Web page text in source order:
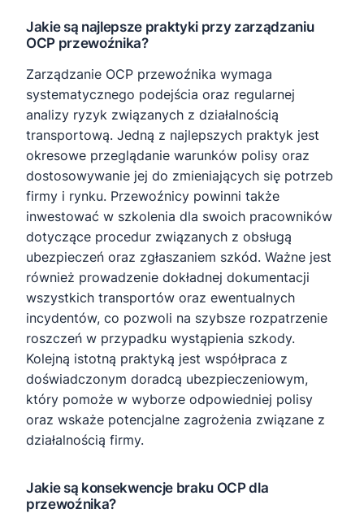
Jakie są najlepsze praktyki przy zarządzaniu
OCP przewoźnika?
Zarządzanie OCP przewoźnika wymaga
systematycznego podejścia oraz regularnej
analizy ryzyk związanych z działalnością
transportową. Jedną z najlepszych praktyk jest
okresowe przeglądanie warunków polisy oraz
dostosowywanie jej do zmieniających się potrzeb
firmy i rynku. Przewoźnicy powinni także
inwestować w szkolenia dla swoich pracowników
dotyczące procedur związanych z obsługą
ubezpieczeń oraz zgłaszaniem szkód. Ważne jest
również prowadzenie dokładnej dokumentacji
wszystkich transportów oraz ewentualnych
incydentów, co pozwoli na szybsze rozpatrzenie
roszczeń w przypadku wystąpienia szkody.
Kolejną istotną praktyką jest współpraca z
doświadczonym doradcą ubezpieczeniowym,
który pomoże w wyborze odpowiedniej polisy
oraz wskaże potencjalne zagrożenia związane z
działalnością firmy.
Jakie są konsekwencje braku OCP dla
przewoźnika?